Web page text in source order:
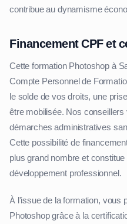
contribue au dynamisme
Financement CPF et
Cette formation Photoshop à
Compte Personnel de
le solde de vos droits, une
être mobilisée. Nos
démarches administratives
Cette possibilité de
plus grand nombre et
développement professionnel.
À l'issue de la formation, vous
Photoshop grâce à la